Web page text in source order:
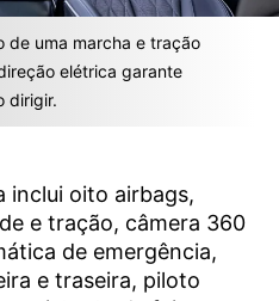
de uma marcha e tração
elétrica garante
dirigir.
inclui oito airbags,
e tração, câmera 360
de emergência,
e traseira, piloto